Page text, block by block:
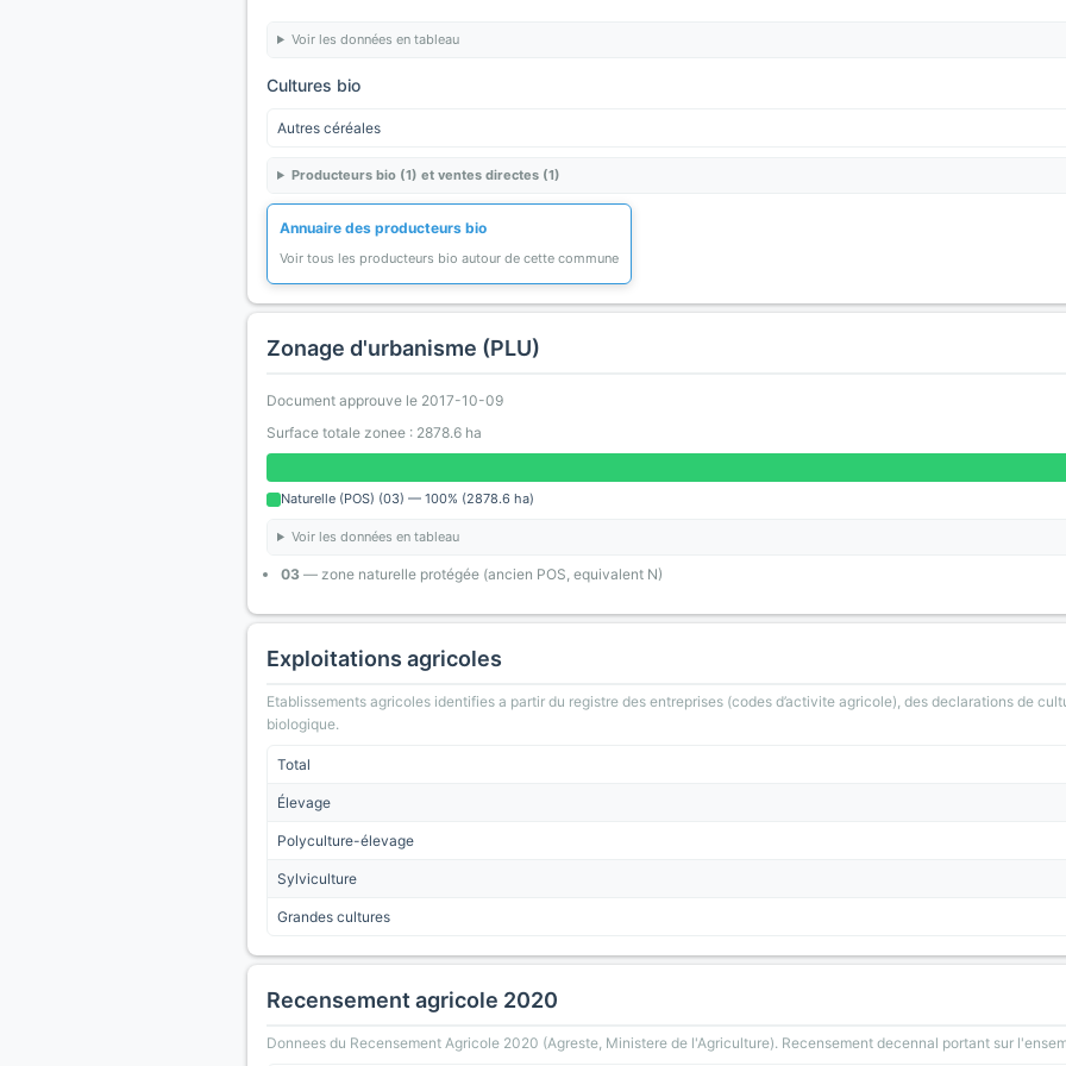
Voir les données en tableau
Cultures bio
Autres céréales
Producteurs bio (1) et ventes directes (1)
Annuaire des producteurs bio
Voir tous les producteurs bio autour de cette commune
Zonage d'urbanisme (PLU)
Document approuve le 2017-10-09
Surface totale zonee : 2878.6 ha
Naturelle (POS) (03) — 100% (2878.6 ha)
Voir les données en tableau
03 — zone naturelle protégée (ancien POS, equivalent N)
Exploitations agricoles
Etablissements agricoles identifies a partir du registre des entreprises (codes d’activite agricole), des declarations de
biologique.
Total
Élevage
Polyculture-élevage
Sylviculture
Grandes cultures
Recensement agricole 2020
Donnees du Recensement Agricole 2020 (Agreste, Ministere de l'Agriculture). Recensement decennal portant sur